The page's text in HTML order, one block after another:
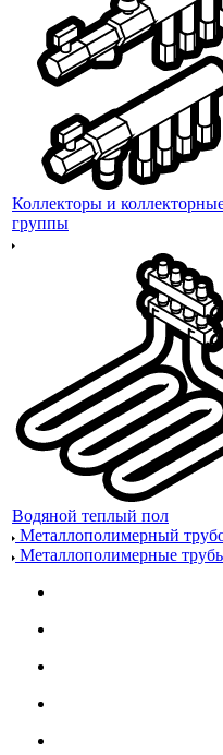
Коллекторы и
группы
Водяной теплый пол
Металлополимерный
Металлополимерные